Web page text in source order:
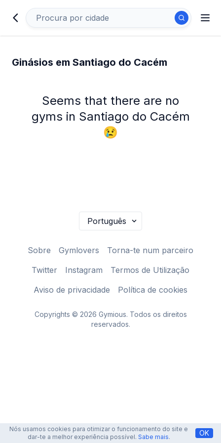
Ginásios em Santiago do Cacém
Seems that there are no
gyms in Santiago do Cacém
😢
Sobre Gymlovers
Torna-te num parceiro
Twitter
Instagram
Termos de Utilização
Aviso de privacidade
Política de cookies
Copyrights © 2026 Gymious. Todos os direitos
reservados.
Nós usamos cookies para otimizar o funcionamento do site e
dar-te a melhor experiência possível. Sabe mais. OK